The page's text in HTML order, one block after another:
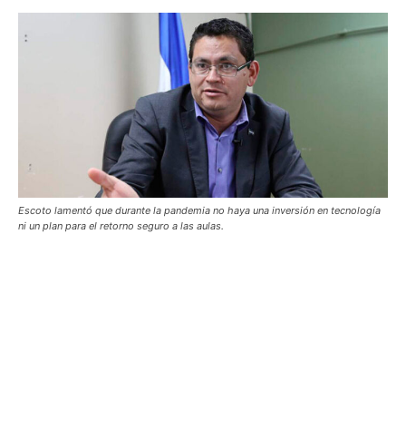
Escoto lamentó que durante la pandemia no haya una inversión en tecnología
ni un plan para el retorno seguro a las aulas.